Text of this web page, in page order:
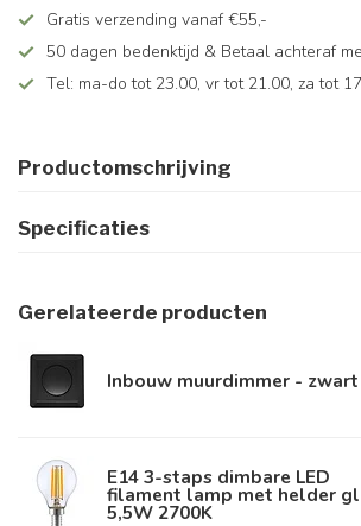
Gratis verzending vanaf €55,-
50 dagen bedenktijd & Betaal achteraf
Tel: ma-do tot 23.00, vr tot 21.00, za tot
Productomschrijving
Specificaties
Gerelateerde producten
Inbouw muurdimmer - zwart
E14 3-staps dimbare LED
filament lamp met helder
5,5W 2700K